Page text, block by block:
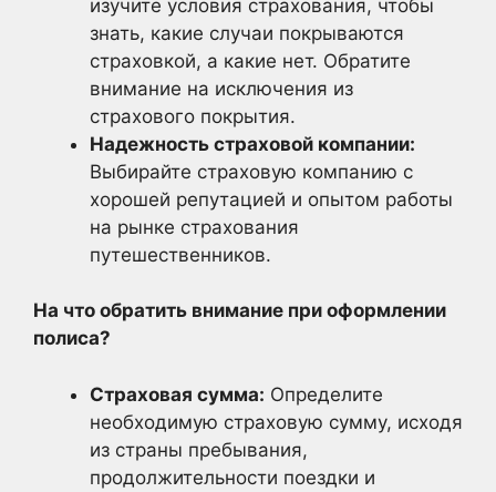
изучите условия страхования, чтобы
знать, какие случаи покрываются
страховкой, а какие нет. Обратите
внимание на исключения из
страхового покрытия.
Надежность страховой компании:
Выбирайте страховую компанию с
хорошей репутацией и опытом работы
на рынке страхования
путешественников.
На что обратить внимание при оформлении
полиса?
Страховая сумма: Определите
необходимую страховую сумму, исходя
из страны пребывания,
продолжительности поездки и